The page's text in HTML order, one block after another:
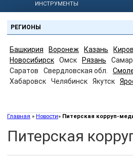
ИНСТРУМЕНТЫ
РЕГИОНЫ
Башкирия Воронеж Казань Киров
Новосибирск
Омск Рязань
Саратов
Свердловская обл.
Хабаровск
Челябинск Якутск
Главная » Новости» Питерская корруп-
Питерская